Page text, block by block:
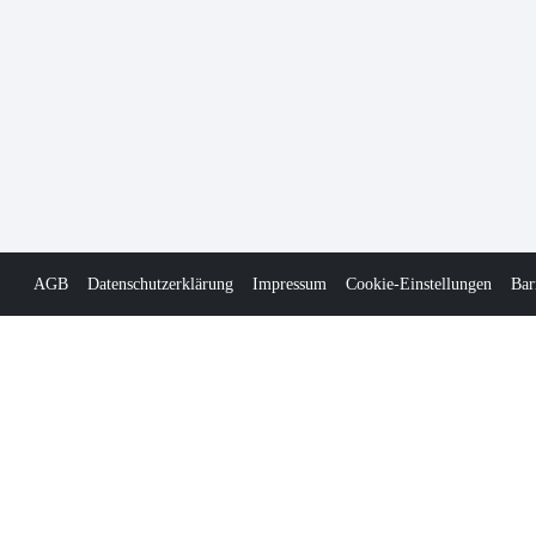
AGB Datenschutzerklärung Impressum Cookie-Einstellungen